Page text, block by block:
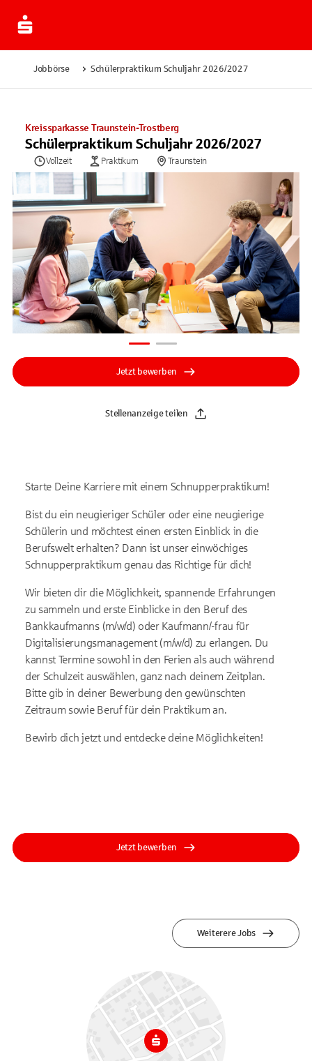
Jobbörse Schülerpraktikum Schuljahr 2026/2027
Kreissparkasse Traunstein-Trostberg
Schülerpraktikum Schuljahr 2026/2027
Vollzeit Praktikum Traunstein
Jetzt bewerben
Stellenanzeige teilen
Starte Deine Karriere mit einem Schnupperpraktikum!
Bist du ein neugieriger Schüler oder eine neugierige
Schülerin und möchtest einen ersten Einblick in die
Berufswelt erhalten? Dann ist unser einwöchiges
Schnupperpraktikum genau das Richtige für dich!
Wir bieten dir die Möglichkeit, spannende Erfahrungen
zu sammeln und erste Einblicke in den Beruf des
Bankkaufmanns (m/w/d) oder Kaufmann/-frau für
Digitalisierungsmanagement (m/w/d) zu erlangen. Du
kannst Termine sowohl in den Ferien als auch während
der Schulzeit auswählen, ganz nach deinem Zeitplan.
Bitte gib in deiner Bewerbung den gewünschten
Zeitraum sowie Beruf für dein Praktikum an.
Bewirb dich jetzt und entdecke deine Möglichkeiten!
Jetzt bewerben
Weiterere Jobs